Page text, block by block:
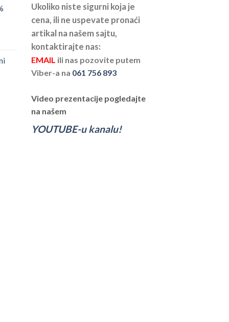
Ukoliko niste sigurni koja je
cena, ili ne uspevate pronaći
artikal na našem sajtu,
kontaktirajte nas:
EMAIL ili nas pozovite putem
Viber-a na 061 756 893
Video prezentacije pogledajte
na našem
YOUTUBE-u kanalu!